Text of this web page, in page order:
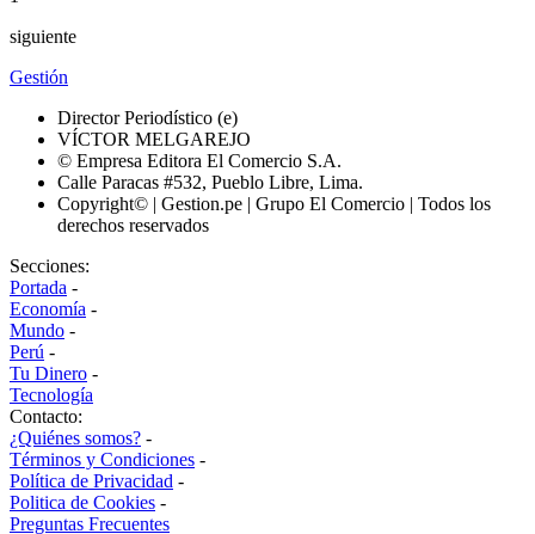
siguiente
Gestión
Director Periodístico (e)
VÍCTOR MELGAREJO
© Empresa Editora El Comercio S.A.
Calle Paracas #532, Pueblo Libre, Lima.
Copyright© | Gestion.pe | Grupo El Comercio | Todos los
derechos reservados
Secciones:
Portada -
Economía -
Mundo -
Perú -
Tu Dinero -
Tecnología
Contacto:
¿Quiénes somos? -
Términos y Condiciones -
Política de Privacidad -
Politica de Cookies -
Preguntas Frecuentes